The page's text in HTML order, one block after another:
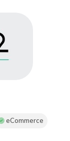
eCommerce